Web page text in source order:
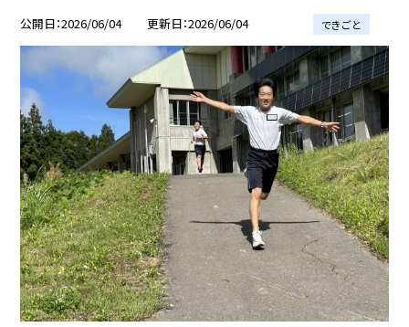
公開日 2026/06/04 更新日 2026/06/04 できごと